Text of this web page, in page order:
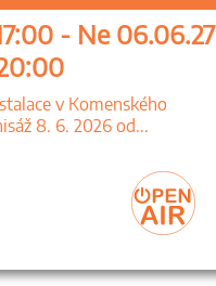
- Ne 06.06.27
v Komenského
8. 6. 2026 od...